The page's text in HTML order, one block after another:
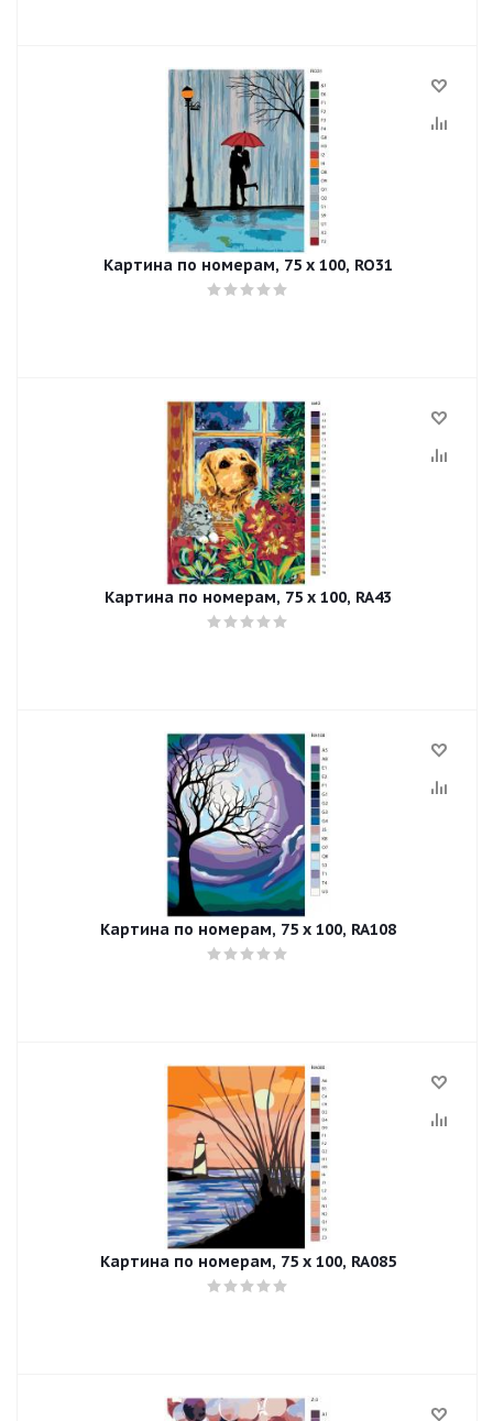
Картина по номерам, 75 x 100, RO31
Картина по номерам, 75 x 100, RA43
Картина по номерам, 75 x 100, RA108
Картина по номерам, 75 x 100, RA085